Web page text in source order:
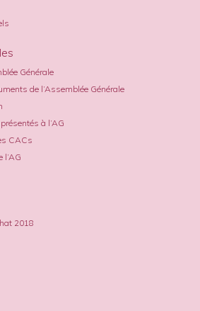
Générale
de l’Assemblée Générale
à l’AG
CACs
l’AG
2018